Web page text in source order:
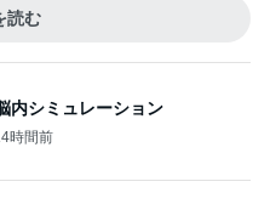
時間前
れたポロトップス
前